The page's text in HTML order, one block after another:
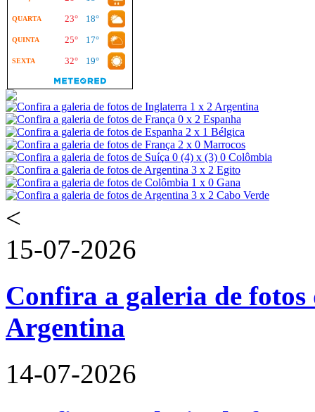
<
15-07-2026
Confira a galeria de
Argentina
14-07-2026